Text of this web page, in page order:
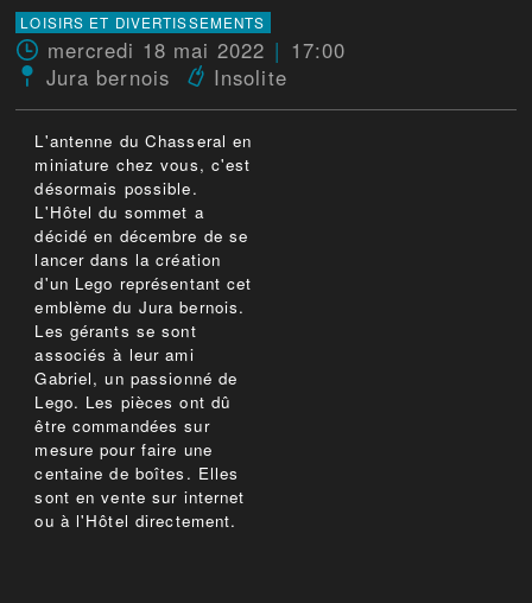
LOISIRS ET DIVERTISSEMENTS
mercredi 18 mai 2022
17:00
Jura bernois
Insolite
L'antenne du Chasseral en
miniature chez vous, c'est
désormais possible.
L'Hôtel du sommet a
décidé en décembre de se
lancer dans la création
d'un Lego représentant cet
emblème du Jura bernois.
Les gérants se sont
associés à leur ami
Gabriel, un passionné de
Lego. Les pièces ont dû
être commandées sur
mesure pour faire une
centaine de boîtes. Elles
sont en vente sur internet
ou à l'Hôtel directement.